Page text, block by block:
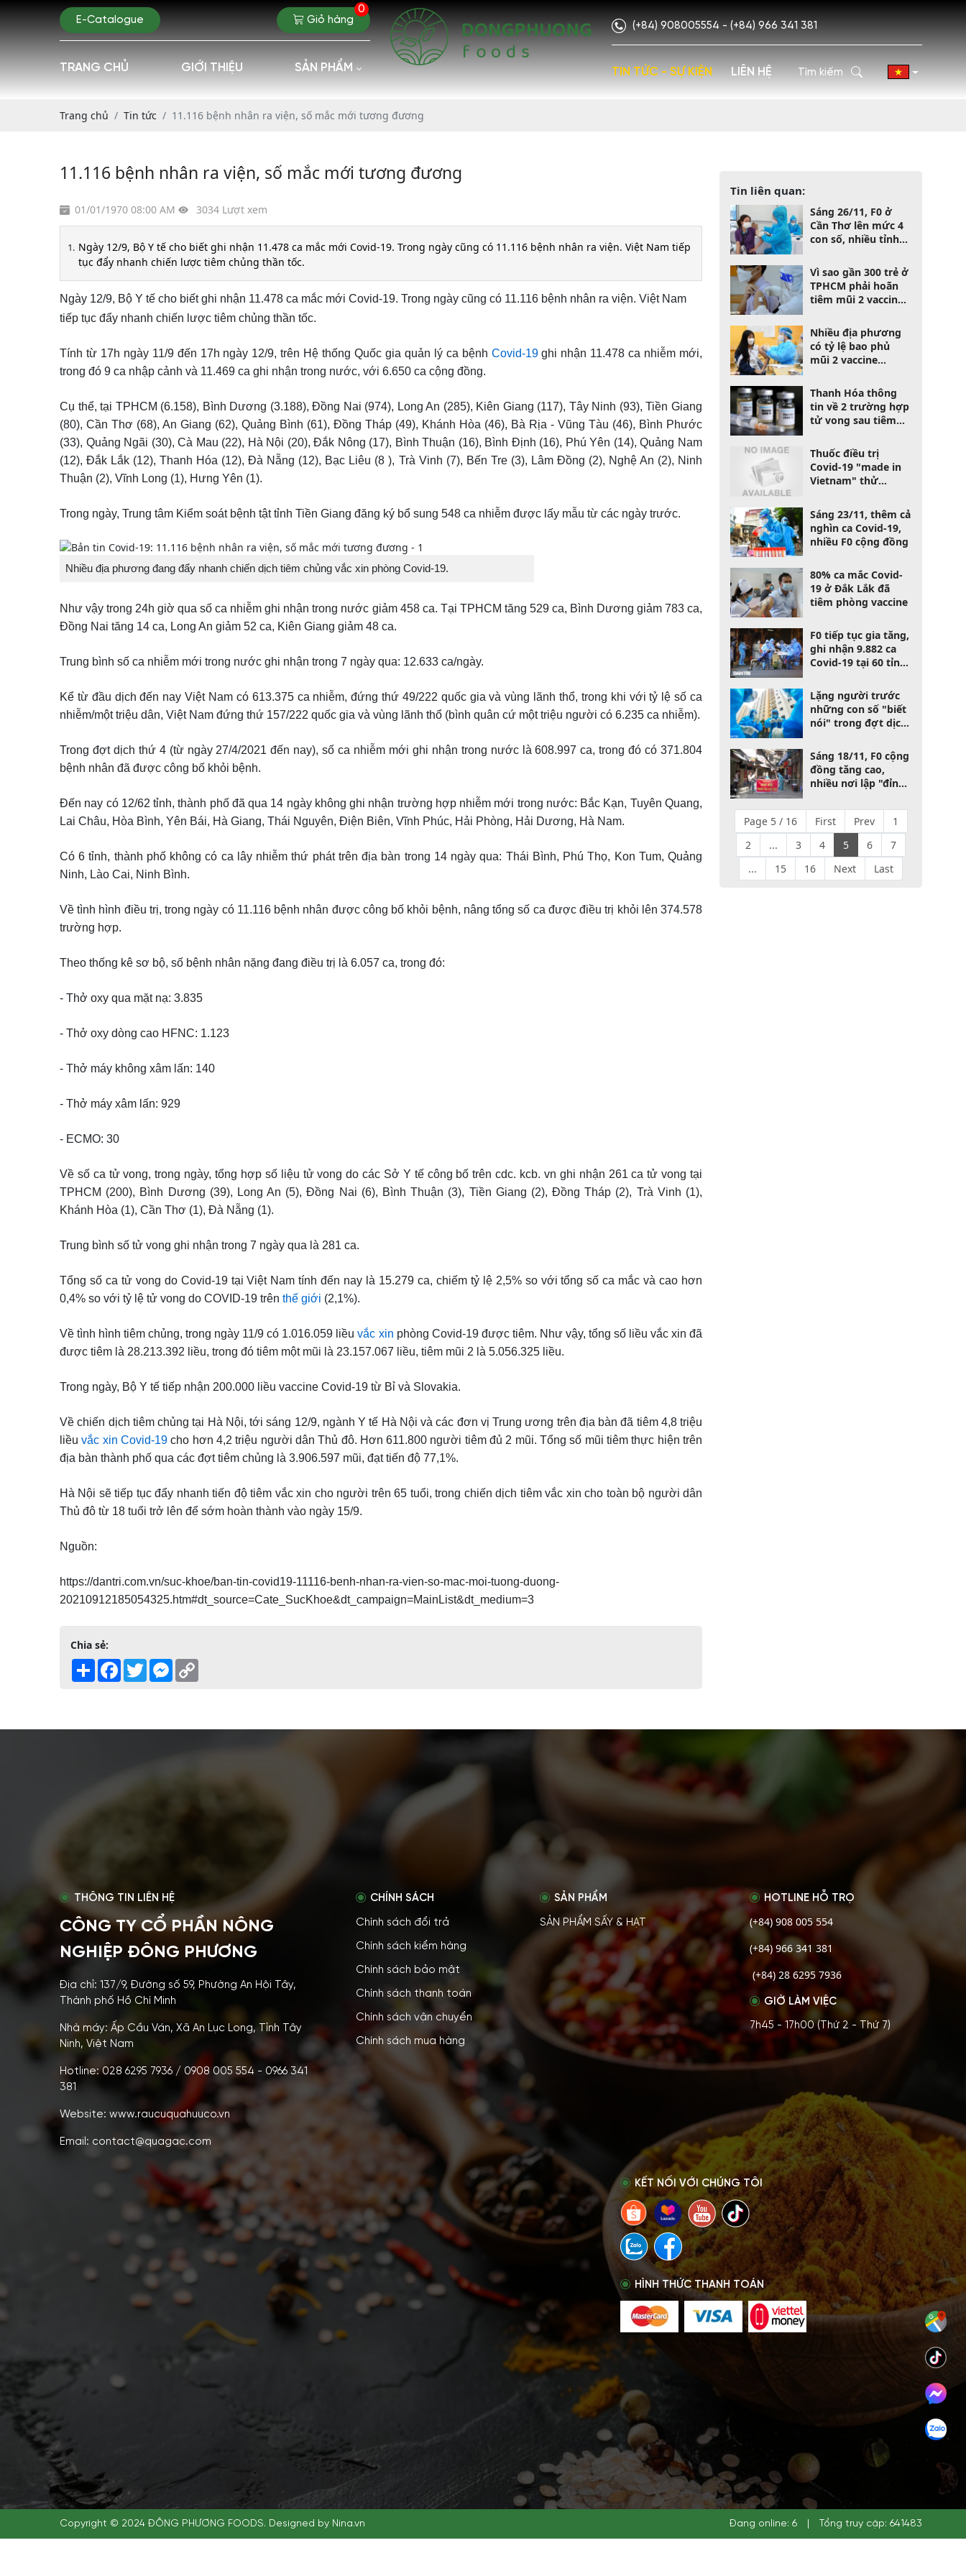
E-Catalogue Giỏ hàng
0
TRANG CHỦ GIỚI THIỆU SẢN PHẨM
(+84) 908005554 - (+84) 966 341 381
TIN TỨC - SỰ KIỆN LIÊN HỆ
Trang chủ Tin tức 11.116 bệnh nhân ra viện, số mắc mới tương đương
11.116 bệnh nhân ra viện, số mắc mới tương đương
01/01/1970 08:00 AM 3034 Lượt xem
Ngày 12/9, Bộ Y tế cho biết ghi nhận 11.478 ca mắc mới Covid-19. Trong ngày cũng có 11.116 bệnh nhân ra viện. Việt Nam tiếp
tục đẩy nhanh chiến lược tiêm chủng thần tốc.
Ngày 12/9, Bộ Y tế cho biết ghi nhận 11.478 ca mắc mới Covid-19. Trong ngày cũng có 11.116 bệnh nhân ra viện. Việt Nam
tiếp tục đẩy nhanh chiến lược tiêm chủng thần tốc.
Tính từ 17h ngày 11/9 đến 17h ngày 12/9, trên Hệ thống Quốc gia quản lý ca bệnh Covid-19ghi nhận 11.478 ca nhiễm mới,
trong đó 9 ca nhập cảnh và 11.469 ca ghi nhận trong nước, với 6.650 ca cộng đồng.
Cụ thể, tại TPHCM (6.158), Bình Dương (3.188), Đồng Nai (974), Long An (285), Kiên Giang (117), Tây Ninh (93), Tiền Giang
(80), Cần Thơ (68), An Giang (62), Quảng Bình (61), Đồng Tháp (49), Khánh Hòa (46), Bà Rịa - Vũng Tàu (46), Bình Phước
(33), Quảng Ngãi (30), Cà Mau (22), Hà Nội (20), Đắk Nông (17), Bình Thuận (16), Bình Định (16), Phú Yên (14), Quảng Nam
(12), Đắk Lắk (12), Thanh Hóa (12), Đà Nẵng (12), Bạc Liêu (8 ), Trà Vinh (7), Bến Tre (3), Lâm Đồng (2), Nghệ An (2), Ninh
Thuận (2), Vĩnh Long (1), Hưng Yên (1).
Trong ngày, Trung tâm Kiểm soát bệnh tật tỉnh Tiền Giang đăng ký bổ sung 548 ca nhiễm được lấy mẫu từ các ngày trước.
Nhiều địa phương đang đẩy nhanh chiến dịch tiêm chủng vắc xin phòng Covid-19.
Như vậy trong 24h giờ qua số ca nhiễm ghi nhận trong nước giảm 458 ca. Tại TPHCM tăng 529 ca, Bình Dương giảm 783 ca,
Đồng Nai tăng 14 ca, Long An giảm 52 ca, Kiên Giang giảm 48 ca.
Trung bình số ca nhiễm mới trong nước ghi nhận trong 7 ngày qua: 12.633 ca/ngày.
Kể từ đầu dịch đến nay Việt Nam có 613.375 ca nhiễm, đứng thứ 49/222 quốc gia và vùng lãnh thổ, trong khi với tỷ lệ số ca
nhiễm/một triệu dân, Việt Nam đứng thứ 157/222 quốc gia và vùng lãnh thổ (bình quân cứ một triệu người có 6.235 ca nhiễm).
Trong đợt dịch thứ 4 (từ ngày 27/4/2021 đến nay), số ca nhiễm mới ghi nhận trong nước là 608.997 ca, trong đó có 371.804
bệnh nhân đã được công bố khỏi bệnh.
Đến nay có 12/62 tỉnh, thành phố đã qua 14 ngày không ghi nhận trường hợp nhiễm mới trong nước: Bắc Kạn, Tuyên Quang,
Lai Châu, Hòa Bình, Yên Bái, Hà Giang, Thái Nguyên, Điện Biên, Vĩnh Phúc, Hải Phòng, Hải Dương, Hà Nam.
Có 6 tỉnh, thành phố không có ca lây nhiễm thứ phát trên địa bàn trong 14 ngày qua: Thái Bình, Phú Thọ, Kon Tum, Quảng
Ninh, Lào Cai, Ninh Bình.
Về tình hình điều trị, trong ngày có 11.116 bệnh nhân được công bố khỏi bệnh, nâng tổng số ca được điều trị khỏi lên 374.578
trường hợp.
Theo thống kê sơ bộ, số bệnh nhân nặng đang điều trị là 6.057 ca, trong đó:
- Thở oxy qua mặt nạ: 3.835
- Thở oxy dòng cao HFNC: 1.123
- Thở máy không xâm lấn: 140
- Thở máy xâm lấn: 929
- ECMO: 30
Về số ca tử vong, trong ngày, tổng hợp số liệu tử vong do các Sở Y tế công bố trên cdc. kcb. vn ghi nhận 261 ca tử vong tại
TPHCM (200), Bình Dương (39), Long An (5), Đồng Nai (6), Bình Thuận (3), Tiền Giang (2), Đồng Tháp (2), Trà Vinh (1),
Khánh Hòa (1), Cần Thơ (1), Đà Nẵng (1).
Trung bình số tử vong ghi nhận trong 7 ngày qua là 281 ca.
Tổng số ca tử vong do Covid-19 tại Việt Nam tính đến nay là 15.279 ca, chiếm tỷ lệ 2,5% so với tổng số ca mắc và cao hơn
0,4% so với tỷ lệ tử vong do COVID-19 trên thế giới (2,1%).
Về tình hình tiêm chủng, trong ngày 11/9 có 1.016.059 liềuvắc xin phòng Covid-19 được tiêm. Như vậy, tổng số liều vắc xin đã
được tiêm là 28.213.392 liều, trong đó tiêm một mũi là 23.157.067 liều, tiêm mũi 2 là 5.056.325 liều.
Trong ngày, Bộ Y tế tiếp nhận 200.000 liều vaccine Covid-19 từ Bỉ và Slovakia.
Về chiến dịch tiêm chủng tại Hà Nội, tới sáng 12/9, ngành Y tế Hà Nội và các đơn vị Trung ương trên địa bàn đã tiêm 4,8 triệu
liềuvắc xin Covid-19cho hơn 4,2 triệu người dân Thủ đô. Hơn 611.800 người tiêm đủ 2 mũi. Tổng số mũi tiêm thực hiện trên
địa bàn thành phố qua các đợt tiêm chủng là 3.906.597 mũi, đạt tiến độ 77,1%.
Hà Nội sẽ tiếp tục đẩy nhanh tiến độ tiêm vắc xin cho người trên 65 tuổi, trong chiến dịch tiêm vắc xin cho toàn bộ người dân
Thủ đô từ 18 tuổi trở lên để sớm hoàn thành vào ngày 15/9.
Nguồn:
https://dantri.com.vn/suc-khoe/ban-tin-covid19-11116-benh-nhan-ra-vien-so-mac-moi-tuong-duong-
20210912185054325.htm#dt_source=Cate_SucKhoe&dt_campaign=MainList&dt_medium=3
Chia sẻ:
Share Facebook
TwitterMessenger
Tin liên quan:
Sáng 26/11, F0 ở
Cần Thơ lên mức 4
con số, nhiều tỉnh
cao
Vì sao gần 300 trẻ ở
TPHCM phải hoãn
tiêm mũi 2 vaccine
Nhiều địa phương
có tỷ lệ bao phủ
mũi 2 vaccine
30%
Thanh Hóa thông
tin về 2 trường hợp
tử vong sau tiêm
Covid-19
Thuốc điều trị
Covid-19 "made in
Vietnam" thử
giai đoạn ba
Sáng 23/11, thêm cả
nghìn ca Covid-19,
nhiều F0 cộng đồng
80% ca mắc Covid-
19 ở Đắk Lắk đã
tiêm phòng vaccine
F0 tiếp tục gia tăng,
ghi nhận 9.882 ca
Covid-19 tại 60 tỉnh
Lặng người trước
những con số "biết
nói" trong đợt dịch
Sáng 18/11, F0 cộng
đồng tăng cao,
nhiều nơi lập "đỉnh"
Page 5 / 16
First Prev
1
2
... 3 4 5 6
7
...
15 16 Next Last
THÔNG TIN LIÊN HỆ
CÔNG TY CỔ PHẦN NÔNG
NGHIỆP ĐÔNG PHƯƠNG
Địa chỉ: 137/9, Đường số 59, Phường An Hội Tây,
Thành phố Hồ Chí Minh
Nhà máy: Ấp Cầu Ván, Xã An Lục Long, Tỉnh Tây
Ninh, Việt Nam
Hotline: 028 6295 7936 / 0908 005 554 - 0966 341
381
Website: www.raucuquahuuco.vn
Email: contact@quagac.com
CHÍNH SÁCH
Chính sách đổi trả
Chính sách kiểm hàng
Chính sách bảo mật
Chính sách thanh toán
Chính sách vận chuyển
Chính sách mua hàng
SẢN PHẨM
SẢN PHẨM SẤY & HẠT
HOTLINE HỖ TRỌ
(+84) 908 005 554
(+84) 966 341 381
(+84) 28 6295 7936
GIỜ LÀM VIỆC
7h45 - 17h00 (Thứ 2 - Thứ 7)
KẾT NỐI VỚI CHÚNG TÔI
HÌNH THỨC THANH TOÁN
Copyright © 2024 ĐÔNG PHƯƠNG FOODS. Designed by Nina.vn Đang online: 6 Tổng truy cập: 641483